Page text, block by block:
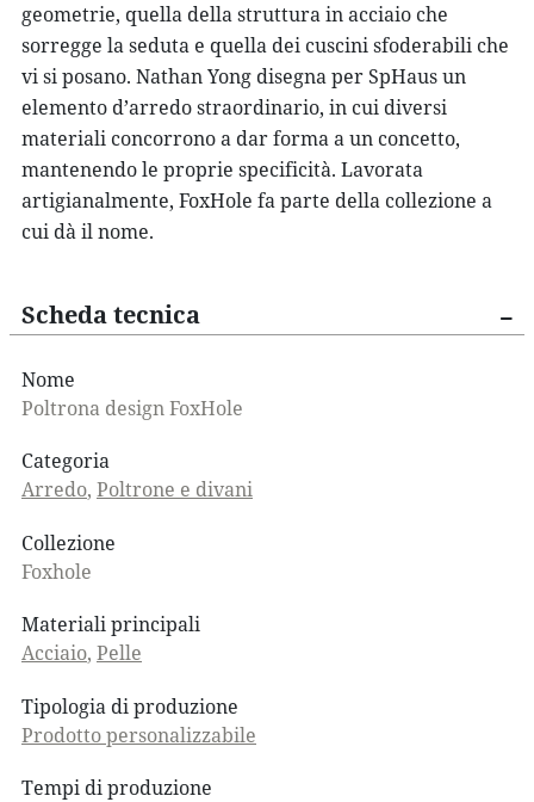
geometrie, quella della struttura in acciaio che
sorregge la seduta e quella dei cuscini sfoderabili che
vi si posano. Nathan Yong disegna per SpHaus un
elemento d’arredo straordinario, in cui diversi
materiali concorrono a dar forma a un concetto,
mantenendo le proprie specificità. Lavorata
artigianalmente, FoxHole fa parte della collezione a
cui dà il nome.
Scheda tecnica
Nome
Poltrona design FoxHole
Categoria
Arredo, Poltrone e divani
Collezione
Foxhole
Materiali principali
Acciaio, Pelle
Tipologia di produzione
Prodotto personalizzabile
Tempi di produzione